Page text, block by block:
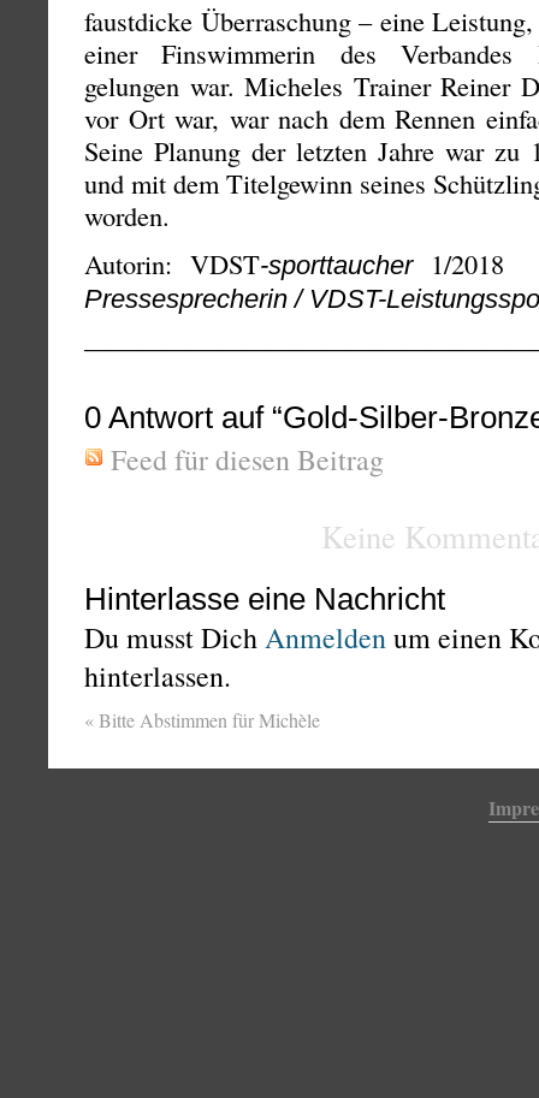
faustdicke Überraschung – eine
einer Finswimmerin des Verbandes
gelungen war. Micheles Trainer Reiner
vor Ort war, war nach dem Rennen
Seine Planung der letzten Jahre war zu
und mit dem Titelgewinn seines
worden.
Autorin: VDST-sporttaucher 1/
Pressesprecherin / VDST-
0 Antwort auf “Gold-Silber-
Feed für diesen Beitrag
Keine
Hinterlasse eine Nachricht
Du musst DichAnmeldenum einen
hinterlassen.
«Bitte Abstimmen für Michèle